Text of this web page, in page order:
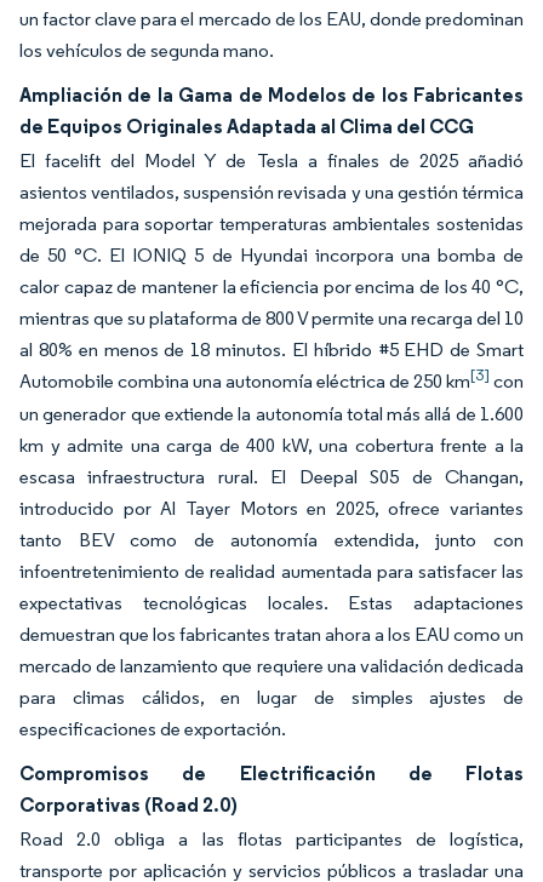
un factor clave para el mercado de los EAU, donde predominan
los vehículos de segunda mano.
Ampliación de la Gama de Modelos de los Fabricantes
de Equipos Originales Adaptada al Clima del CCG
El facelift del Model Y de Tesla a finales de 2025 añadió
asientos ventilados, suspensión revisada y una gestión térmica
mejorada para soportar temperaturas ambientales sostenidas
de 50 °C. El IONIQ 5 de Hyundai incorpora una bomba de
calor capaz de mantener la eficiencia por encima de los 40 °C,
mientras que su plataforma de 800 V permite una recarga del 10
al 80% en menos de 18 minutos. El híbrido #5 EHD de Smart
Automobile combina una autonomía eléctrica de 250 km[3] con
un generador que extiende la autonomía total más allá de 1.600
km y admite una carga de 400 kW, una cobertura frente a la
escasa infraestructura rural. El Deepal S05 de Changan,
introducido por Al Tayer Motors en 2025, ofrece variantes
tanto BEV como de autonomía extendida, junto con
infoentretenimiento de realidad aumentada para satisfacer las
expectativas tecnológicas locales. Estas adaptaciones
demuestran que los fabricantes tratan ahora a los EAU como un
mercado de lanzamiento que requiere una validación dedicada
para climas cálidos, en lugar de simples ajustes de
especificaciones de exportación.
Compromisos de Electrificación de Flotas
Corporativas (Road 2.0)
Road 2.0 obliga a las flotas participantes de logística,
transporte por aplicación y servicios públicos a trasladar una